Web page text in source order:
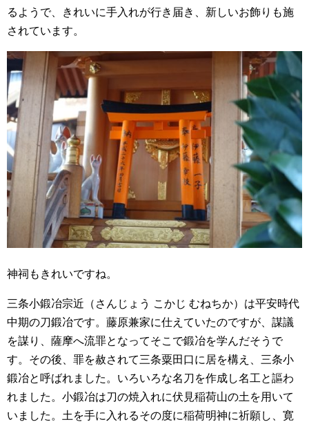
るようで、きれいに手入れが行き届き、新しいお飾りも施
されています。
神祠もきれいですね。
三条小鍛冶宗近（さんじょう こかじ むねちか）は平安時代
中期の刀鍛冶です。藤原兼家に仕えていたのですが、謀議
を謀り、薩摩へ流罪となってそこで鍛冶を学んだそうで
す。その後、罪を赦されて三条粟田口に居を構え、三条小
鍛冶と呼ばれました。いろいろな名刀を作成し名工と謳わ
れました。小鍛冶は刀の焼入れに伏見稲荷山の土を用いて
いました。土を手に入れるその度に稲荷明神に祈願し、寛